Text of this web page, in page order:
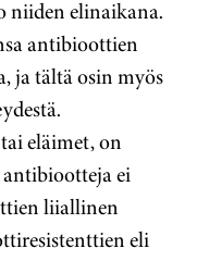
niiden elinaikana.
antibioottien
ja tältä osin myös
eläimet, on
ei
liiallinen
eli